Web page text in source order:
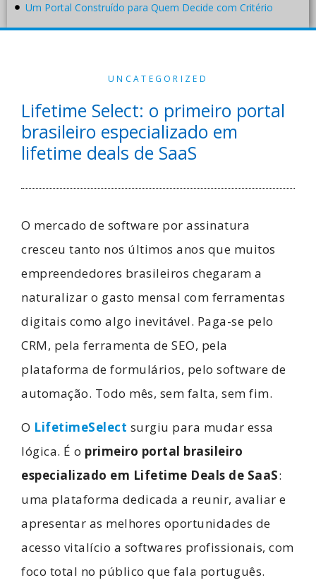
Um Portal Construído para Quem Decide com Critério
UNCATEGORIZED
Lifetime Select: o primeiro portal
brasileiro especializado em
lifetime deals de SaaS
O mercado de software por assinatura
cresceu tanto nos últimos anos que muitos
empreendedores brasileiros chegaram a
naturalizar o gasto mensal com ferramentas
digitais como algo inevitável. Paga-se pelo
CRM, pela ferramenta de SEO, pela
plataforma de formulários, pelo software de
automação. Todo mês, sem falta, sem fim.
O LifetimeSelect surgiu para mudar essa
lógica. É o primeiro portal brasileiro
especializado em Lifetime Deals de SaaS:
uma plataforma dedicada a reunir, avaliar e
apresentar as melhores oportunidades de
acesso vitalício a softwares profissionais, com
foco total no público que fala português.